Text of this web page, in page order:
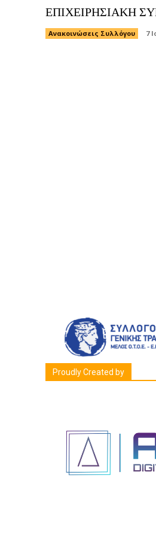
ΕΠΙΧΕΙΡΗΣΙΑΚΗ
Ανακοινώσεις Συλλόγου 7
Proudly Created by